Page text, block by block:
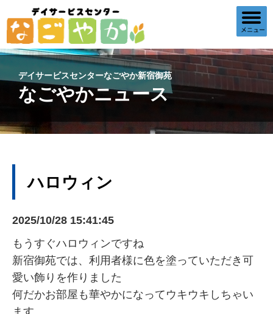
デイサービスセンターなごやか新宿御苑
なごやかニュース
ハロウィン
2025/10/28 15:41:45
もうすぐハロウィンですね
新宿御苑では、利用者様に色を塗っていただき可
愛い飾りを作りました
何だかお部屋も華やかになってウキウキしちゃい
ます